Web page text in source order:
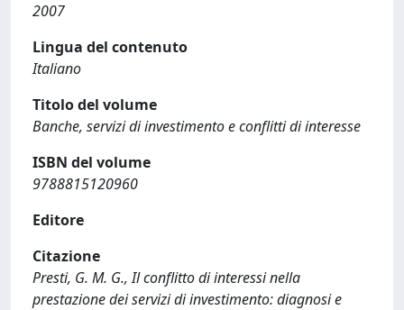
2007
Lingua del contenuto
Italiano
Titolo del volume
Banche, servizi di investimento e conflitti di interesse
ISBN del volume
9788815120960
Editore
Citazione
Presti, G. M. G., Il conflitto di interessi nella
prestazione dei servizi di investimento: diagnosi e